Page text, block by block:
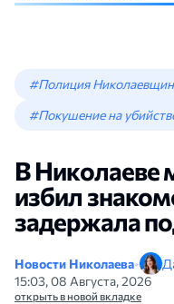
#Полиция
#Покушение на
В Николаеве
избил
задержала
Новости Николаева•
15:03, 08 Августа, 2026
открыть в новой вкладке